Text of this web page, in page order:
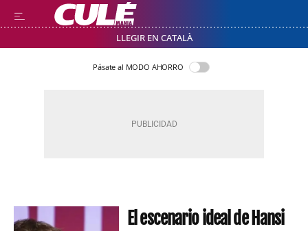
LLEGIR EN CATALÀ
Pásate al MODO AHORRO
El escenario ideal de Hansi